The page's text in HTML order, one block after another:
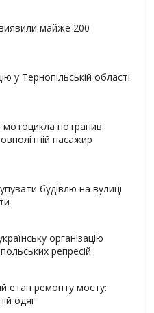
майже 200
у Тернопільській області
мотоцикла потрапив
пасажир
будівлю на вулиці
організацію
репресій
етап ремонту мосту:
одяг